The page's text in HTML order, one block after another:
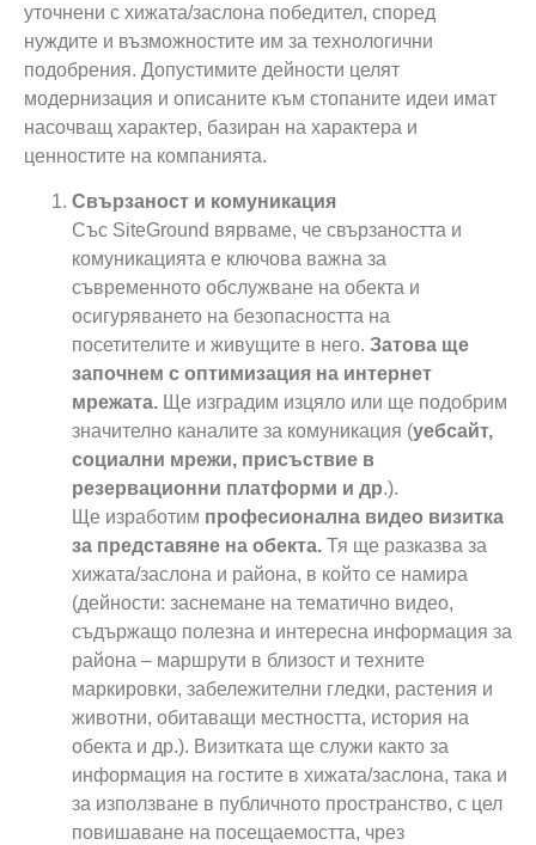
уточнени с хижата/заслона победител, според
нуждите и възможностите им за технологични
подобрения. Допустимите дейности целят
модернизация и описаните към стопаните идеи имат
насочващ характер, базиран на характера и
ценностите на компанията.
Свързаност и комуникация
Със SiteGround вярваме, че свързаността и
комуникацията е ключова важна за
съвременното обслужване на обекта и
осигуряването на безопасността на
посетителите и живущите в него. Затова ще
започнем с оптимизация на интернет
мрежата. Ще изградим изцяло или ще подобрим
значително каналите за комуникация (уебсайт,
социални мрежи, присъствие в
резервационни платформи и др.).
Ще изработим професионална видео визитка
за представяне на обекта. Тя ще разказва за
хижата/заслона и района, в който се намира
(дейности: заснемане на тематично видео,
съдържащо полезна и интересна информация за
района – маршрути в близост и техните
маркировки, забележителни гледки, растения и
животни, обитаващи местността, история на
обекта и др.). Визитката ще служи както за
информация на гостите в хижата/заслона, така и
за използване в публичното пространство, с цел
повишаване на посещаемостта, чрез